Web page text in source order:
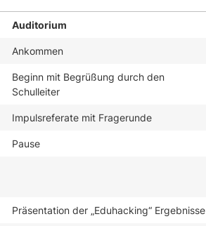
Auditorium
Ankommen
Beginn mit Begrüßung durch den
Schulleiter
Impulsreferate mit Fragerunde
Pause
Präsentation der „Eduhacking“ Ergebnisse